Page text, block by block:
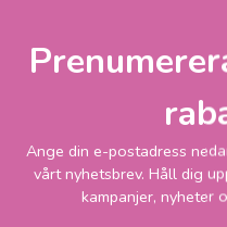
inom 2-10 vardagar 365
Ange din e-postadress
vårt nyhetsbrev. Håll dig
kampanjer, nyheter